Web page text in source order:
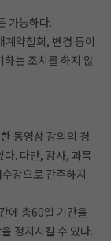
가능하다.
약철회, 변경 등이
하는 조치를 하지 않
동영상 강의의 경
. 다만, 강사, 과목
강으로 간주하지
에 총60일 기간을
정지시킬 수 있다.